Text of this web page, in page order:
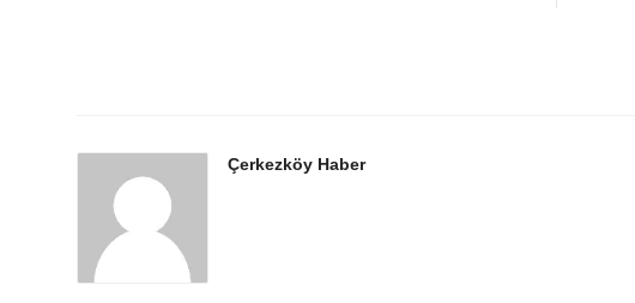
Çerkezköy Haber